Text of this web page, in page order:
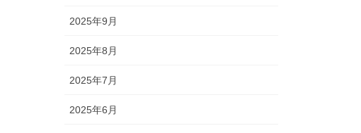
2025年9月
2025年8月
2025年7月
2025年6月